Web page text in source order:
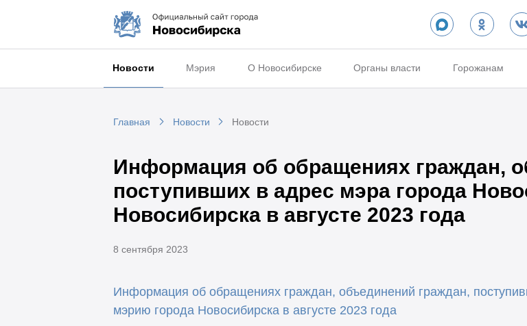
Новости Мэрия О Новосибирске Органы власти Горожанам
Главная Новости Новости
Информация об обращениях граждан,
поступивших в адрес мэра города
Новосибирска в августе 2023 года
8 сентября 2023
Информация об обращениях граждан, объединений граждан,
мэрию города Новосибирска в августе 2023 года